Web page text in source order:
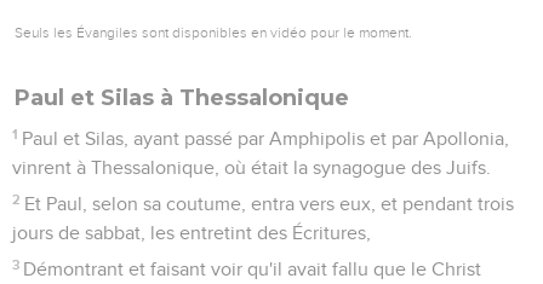
Seuls les Évangiles sont disponibles en vidéo pour le moment.
Paul et Silas à Thessalonique
1 Paul et Silas, ayant passé par Amphipolis et par Apollonia,
vinrent à Thessalonique, où était la synagogue des Juifs.
2 Et Paul, selon sa coutume, entra vers eux, et pendant trois
jours de sabbat, les entretint des Écritures,
3 Démontrant et faisant voir qu'il avait fallu que le Christ